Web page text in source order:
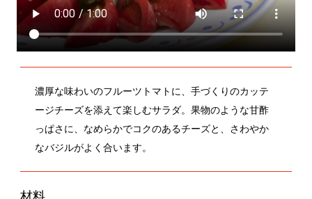
濃厚な味わいのフルーツトマトに、手づくりのカッテ
ージチーズを添えて楽しむサラダ。果物のような甘酢
なバジルがよく合います。
材料